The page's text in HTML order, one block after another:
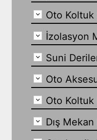
Oto
İzolasyon
Suni
Oto
Oto Koltuk
Dış